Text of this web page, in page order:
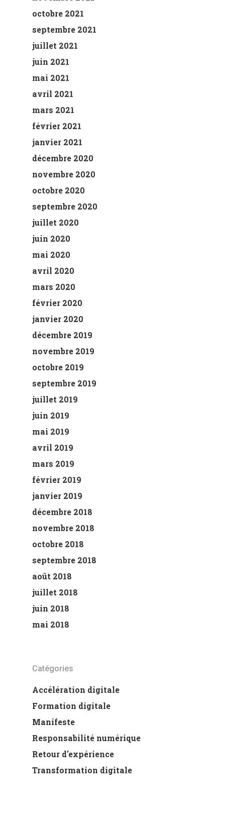
octobre 2021
septembre 2021
juillet 2021
juin 2021
mai 2021
avril 2021
mars 2021
février 2021
janvier 2021
décembre 2020
novembre 2020
octobre 2020
septembre 2020
juillet 2020
juin 2020
mai 2020
avril 2020
mars 2020
février 2020
janvier 2020
décembre 2019
novembre 2019
octobre 2019
septembre 2019
juillet 2019
juin 2019
mai 2019
avril 2019
mars 2019
février 2019
janvier 2019
décembre 2018
novembre 2018
octobre 2018
septembre 2018
août 2018
juillet 2018
juin 2018
mai 2018
Catégories
Accélération digitale
Formation digitale
Manifeste
Responsabilité numérique
Retour d'expérience
Transformation digitale